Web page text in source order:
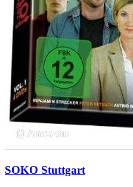
SOKO Stuttgart